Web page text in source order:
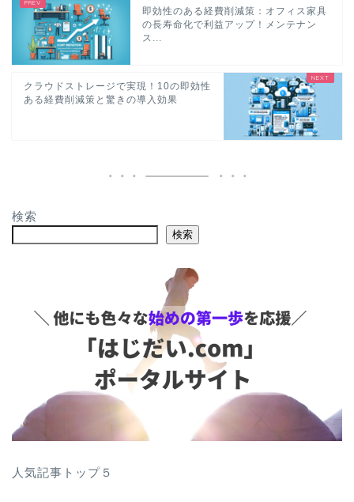
即効性のある経費削減策：オフィス家具
の長寿命化で利益アップ！メンテナン
ス...
クラウドストレージで実現！10の即効性
ある経費削減策と驚きの導入効果
検索
検索
人気記事トップ５